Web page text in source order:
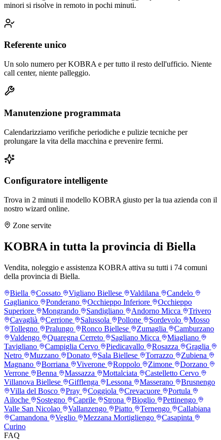
minori si risolve in remoto in pochi minuti.
Referente unico
Un solo numero per KOBRA e per tutto il resto dell'ufficio. Niente
call center, niente palleggio.
Manutenzione programmata
Calendarizziamo verifiche periodiche e pulizie tecniche per
prolungare la vita della macchina e prevenire fermi.
Configuratore intelligente
Trova in 2 minuti il modello KOBRA giusto per la tua azienda con il
nostro wizard online.
Zone servite
KOBRA in tutta la provincia di Biella
Vendita, noleggio e assistenza KOBRA attiva su tutti i 74 comuni
della provincia di Biella.
Biella
Cossato Vigliano Biellese Valdilana
Candelo
Gaglianico
Ponderano Occhieppo Inferiore
Occhieppo
Superiore
Mongrando Sandigliano Andorno Micca
Trivero
Cavaglià
Cerrione Salussola Pollone Sordevolo
Mosso
Tollegno
Pralungo Ronco Biellese Zumaglia
Camburzano
Valdengo
Quaregna Cerreto Sagliano Micca
Miagliano
Tavigliano
Campiglia Cervo Piedicavallo Rosazza
Graglia
Netro
Muzzano Donato Sala Biellese Torrazzo
Zubiena
Magnano
Borriana Viverone Roppolo Zimone
Dorzano
Verrone
Benna Massazza Mottalciata
Castelletto Cervo
Villanova Biellese
Gifflenga Lessona Masserano
Brusnengo
Villa del Bosco
Pray Coggiola Crevacuore
Portula
Ailoche
Sostegno Caprile Strona Bioglio
Pettinengo
Valle San Nicolao
Vallanzengo Piatto Ternengo
Callabiana
Camandona
Veglio Mezzana Mortigliengo
Casapinta
Curino
FAQ